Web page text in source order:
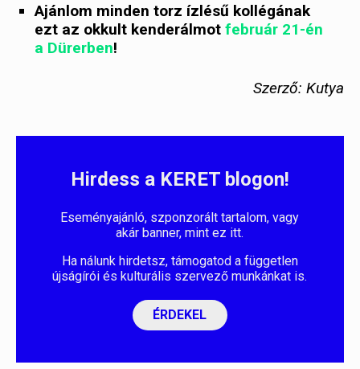
Ajánlom minden torz ízlésű kollégának
ezt az okkult kenderálmotfebruár 21-én
a Dürerben!
Szerző: Kutya
Hirdess a KERET blogon!
Eseményajánló, szponzorált tartalom, vagy
akár banner, mint ez itt.
Ha nálunk hirdetsz, támogatod a független
újságírói és kulturális szervező munkánkat is.
ÉRDEKEL